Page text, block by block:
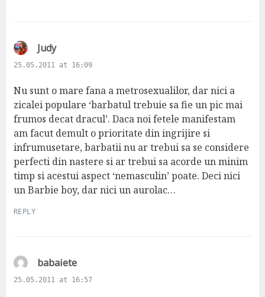
Judys
a
s
:
25.05.2011 at 16:09
Nu sunt o mare fana a metrosexualilor, dar nici a
zicalei populare ‘barbatul trebuie sa fie un pic mai
frumos decat dracul’. Daca noi fetele manifestam
am facut demult o prioritate din ingrijire si
infrumusetare, barbatii nu ar trebui sa se considere
perfecti din nastere si ar trebui sa acorde un minim
timp si acestui aspect ‘nemasculin’ poate. Deci nici
un Barbie boy, dar nici un aurolac…
REPLY
babaietes
a
25.05.2011 at 16:57